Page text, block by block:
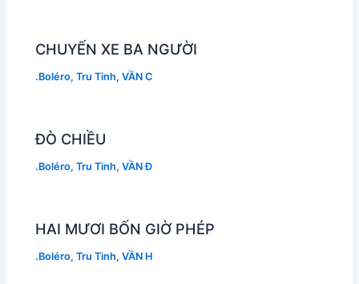
CHUYẾN XE BA NGƯỜI
.Boléro,Tru Tinh,VẦN C
ĐÒ CHIỀU
.Boléro,Tru Tinh,VẦN Đ
HAI MƯƠI BỐN GIỜ PHÉP
.Boléro,Tru Tinh,VẦN H